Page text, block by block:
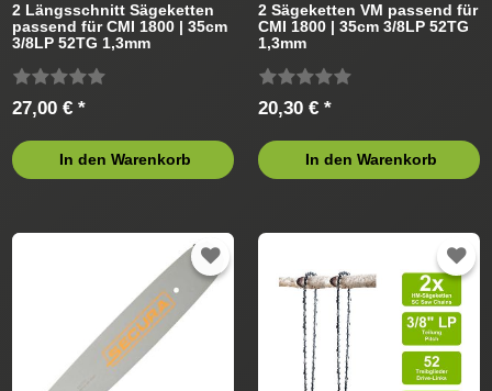
2 Längsschnitt Sägeketten
passend für CMI 1800 | 35cm
3/8LP 52TG 1,3mm
27,00 € *
In den Warenkorb
2 Sägeketten VM passend für
CMI 1800 | 35cm 3/8LP 52TG
1,3mm
20,30 € *
In den Warenkorb